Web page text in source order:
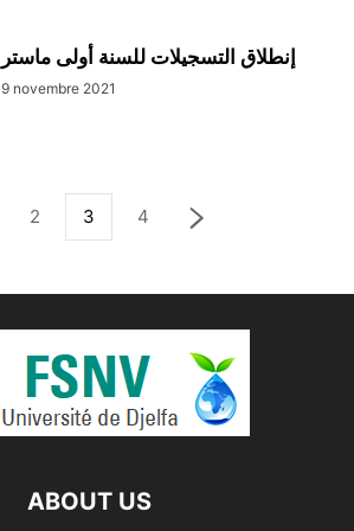
إنطلاق التسجيلات للسنة أولى ماستر
9 novembre 2021
2 3 4
ABOUT US